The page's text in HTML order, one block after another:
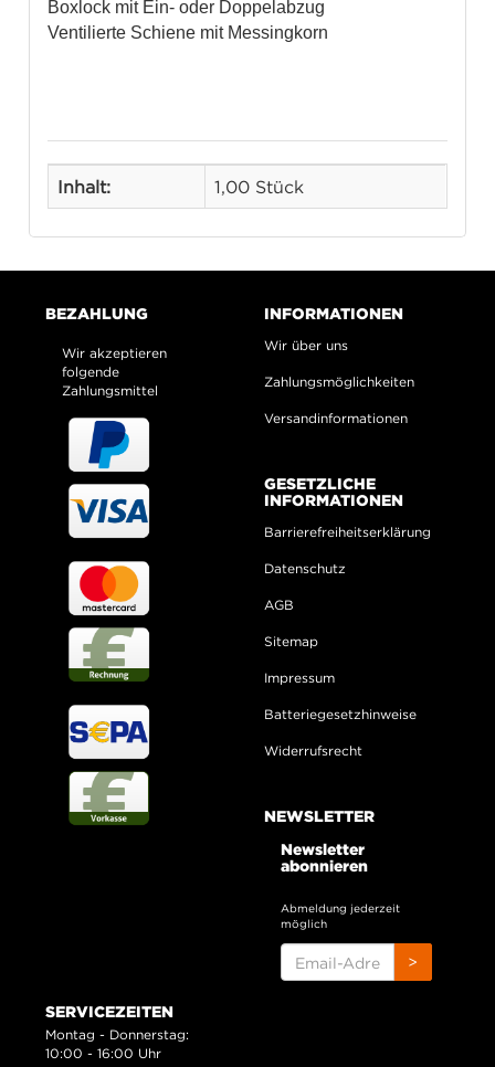
Boxlock mit Ein- oder Doppelabzug
Ventilierte Schiene mit Messingkorn
Inhalt: 1,00 Stück
BEZAHLUNG
Wir akzeptieren
folgende
Zahlungsmittel
INFORMATIONEN
Wir über uns
Zahlungsmöglichkeiten
Versandinformationen
GESETZLICHE
INFORMATIONEN
Barrierefreiheitserklärung
Datenschutz
AGB
Sitemap
Impressum
Batteriegesetzhinweise
Widerrufsrecht
NEWSLETTER
Newsletter
abonnieren
Abmeldung jederzeit
möglich
EMAIL-
ADRESSE
>
SERVICEZEITEN
Montag - Donnerstag:
10:00 - 16:00 Uhr